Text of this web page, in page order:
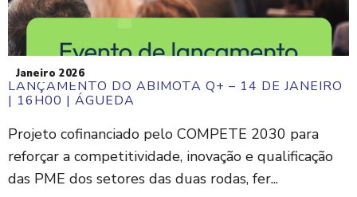
Janeiro 2026
LANÇAMENTO DO ABIMOTA Q+ – 14 DE JANEIRO
| 16H00 | ÁGUEDA
Projeto cofinanciado pelo COMPETE 2030 para
reforçar a competitividade, inovação e qualificação
das PME dos setores das duas rodas, fer...